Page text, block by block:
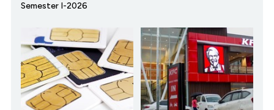
Semester I-2026